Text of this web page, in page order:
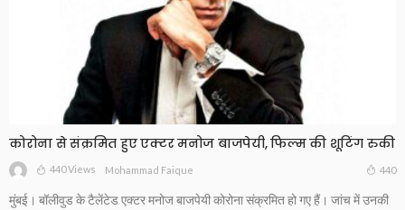
कोरोना से संक्रमित हुए एक्टर मनोज बाजपेयी, फिल्म की शूटिंग रुकी
440 Views Mohammad Faique 440
मुंबई। बॉलीवुड के टैलेंटेड एक्टर मनोज बाजपेयी कोरोना संक्रमित हो गए हैं। जांच में उनकी